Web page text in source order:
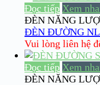
Đọc tiếp Xem
ĐÈN NĂNG
ĐÈN ĐƯỜNG
Vui lòng liên hệ
Đọc tiếp Xem
ĐÈN NĂNG